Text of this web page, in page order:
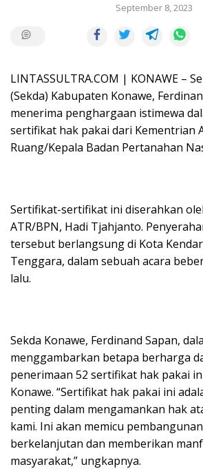
September 8, 2023
LINTASSULTRA.COM | KONAWE –
(Sekda) Kabupaten Konawe,
menerima penghargaan istimewa
sertifikat hak pakai dari Kementrian
Ruang/Kepala Badan Pertanahan
Sertifikat-sertifikat ini diserahkan
ATR/BPN, Hadi Tjahjanto.
tersebut berlangsung di Kota
Tenggara, dalam sebuah acara
lalu.
Sekda Konawe, Ferdinand Sapan,
menggambarkan betapa berharga
penerimaan 52 sertifikat hak pakai
Konawe. “Sertifikat hak pakai ini
penting dalam mengamankan hak
kami. Ini akan memicu
berkelanjutan dan memberikan
masyarakat,” ungkapnya.